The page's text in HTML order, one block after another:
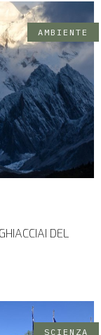
AMBIENTE
DEL
SCIENZA